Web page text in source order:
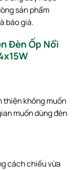
sản phẩm
báo giá.
Đèn Ốp Nổi
thiện không muốn
muốn dùng đèn
cách chiếu vừa